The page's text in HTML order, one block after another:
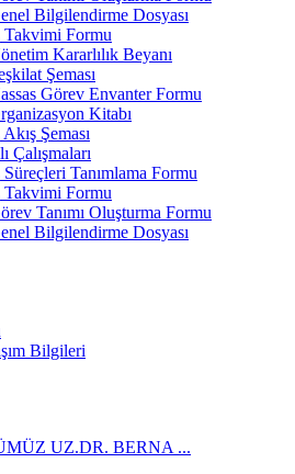
Bilgilendirme Dosyası
Takvimi Formu
Kararlılık Beyanı
Şeması
Görev Envanter Formu
Kitabı
Şeması
Çalışmaları
Süreçleri Tanımlama Formu
Takvimi Formu
Tanımı Oluşturma Formu
Bilgilendirme Dosyası
Bilgileri
UZ.DR. BERNA ...